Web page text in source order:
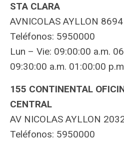
STA CLARA
AVNICOLAS AYLLON
Teléfonos: 5950000
Lun – Vie: 09:00:00 a.m.
09:30:00 a.m. 01:00:00
155 CONTINENTAL
CENTRAL
AV NICOLAS AYLLON
Teléfonos: 5950000